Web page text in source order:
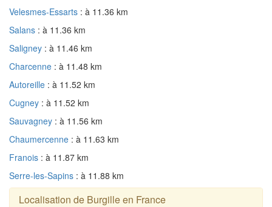
Velesmes-Essarts : à 11.36 km
Salans : à 11.36 km
Saligney : à 11.46 km
Charcenne : à 11.48 km
Autoreille : à 11.52 km
Cugney : à 11.52 km
Sauvagney : à 11.56 km
Chaumercenne : à 11.63 km
Franois : à 11.87 km
Serre-les-Sapins : à 11.88 km
Localisation de Burgille en France